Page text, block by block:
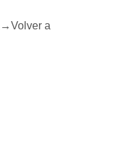
→Volver a